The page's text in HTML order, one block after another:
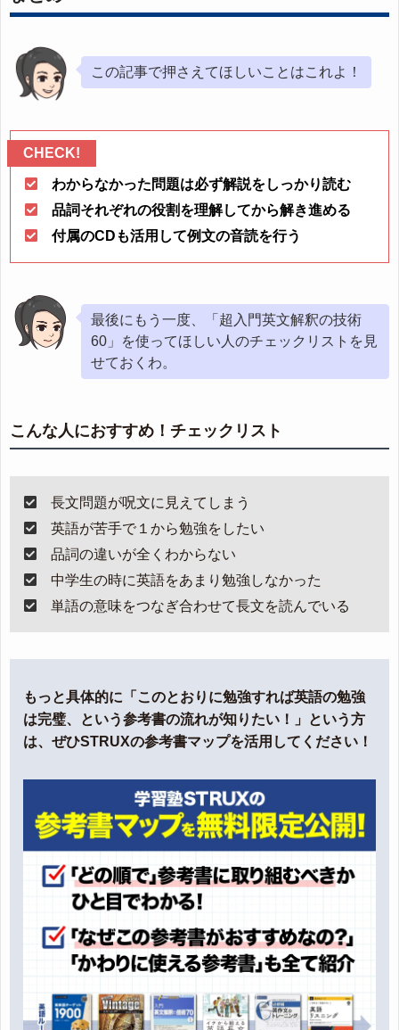
この記事で押さえてほしいことはこれよ！
わからなかった問題は必ず解説をしっかり読む
品詞それぞれの役割を理解してから解き進める
付属のCDも活用して例文の音読を行う
最後にもう一度、「超入門英文解釈の技術
60」を使ってほしい人のチェックリストを見
せておくわ。
こんな人におすすめ！チェックリスト
長文問題が呪文に見えてしまう
英語が苦手で１から勉強をしたい
品詞の違いが全くわからない
中学生の時に英語をあまり勉強しなかった
単語の意味をつなぎ合わせて長文を読んでいる
もっと具体的に「このとおりに勉強すれば英語の勉強
は完璧、という参考書の流れが知りたい！」という方
は、ぜひSTRUXの参考書マップを活用してください！